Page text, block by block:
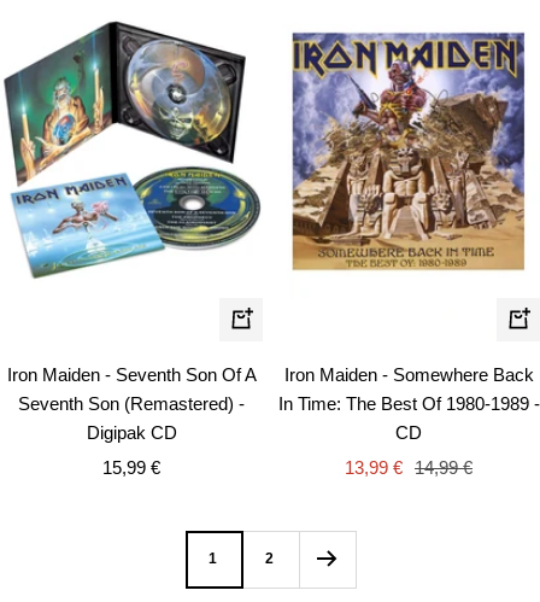
In
den
Warenkorb
Iron Maiden - Seventh Son Of A
Seventh Son (Remastered) -
Digipak CD
Angebotspreis
15,99 €
In
Iron Maiden - Somewhere Back
In Time: The Best Of 1980-1989 -
CD
Angebotspreis
13,99 € Regulärer
14,99 €
1 2